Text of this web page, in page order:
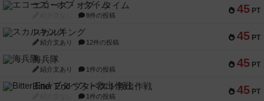
45 PT
エコーズ・オブ・タイム
8件の投稿
45 PT
スカルキング
紹介文あり 12件の投稿
45 PT
海兵隊
紹介文あり 1件の投稿
45 PT
Bitter End ブタペスト救出作戦
1件の投稿